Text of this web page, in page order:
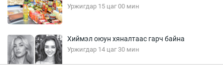
Уржигдар 15 цаг 00 мин
Хиймэл оюун хяналтаас гарч байна
Уржигдар 14 цаг 30 мин